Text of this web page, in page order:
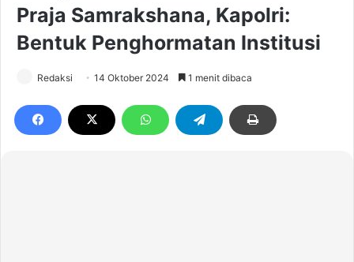
Praja Samrakshana, Kapolri:
Bentuk Penghormatan Institusi
Redaksi 14 Oktober 2024 1 menit dibaca